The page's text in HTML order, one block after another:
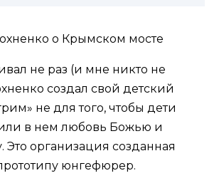
не раз (и мне никто не
создал свой детский
не для того, чтобы дети
в нем любовь Божью и
Это организация созданная
юнгефюрер.